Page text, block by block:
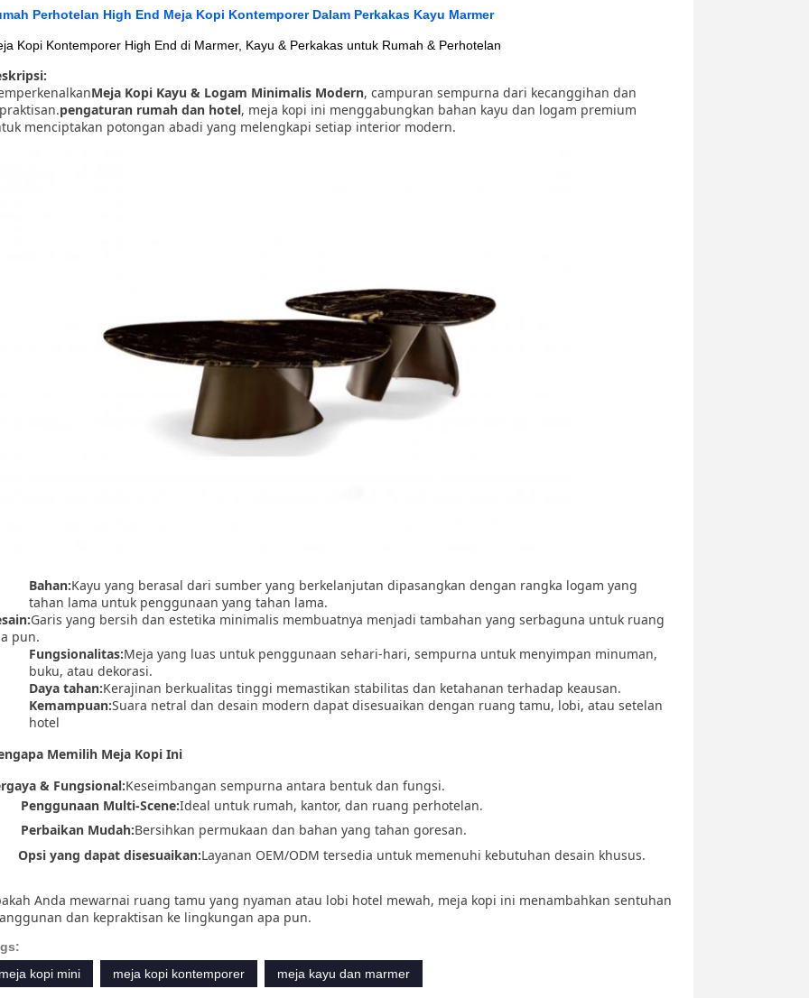
Perhotelan High End Meja Kopi Kontemporer Dalam Perkakas Kayu Marmer
Kopi Kontemporer High End di Marmer, Kayu & Perkakas untuk Rumah & Perhotelan
Meja Kopi Kayu & Logam Minimalis Modern, campuran sempurna dari kecanggihan dan
pengaturan rumah dan hotel, meja kopi ini menggabungkan bahan kayu dan logam premium
menciptakan potongan abadi yang melengkapi setiap interior modern.
Bahan:Kayu yang berasal dari sumber yang berkelanjutan dipasangkan dengan rangka logam yang
tahan lama untuk penggunaan yang tahan lama.
Garis yang bersih dan estetika minimalis membuatnya menjadi tambahan yang serbaguna untuk ruang
pun.
Fungsionalitas:Meja yang luas untuk penggunaan sehari-hari, sempurna untuk menyimpan minuman,
buku, atau dekorasi.
Daya tahan:Kerajinan berkualitas tinggi memastikan stabilitas dan ketahanan terhadap keausan.
Kemampuan:Suara netral dan desain modern dapat disesuaikan dengan ruang tamu, lobi, atau setelan
hotel
Memilih Meja Kopi Ini
& Fungsional:Keseimbangan sempurna antara bentuk dan fungsi.
Penggunaan Multi-Scene:Ideal untuk rumah, kantor, dan ruang perhotelan.
Perbaikan Mudah:Bersihkan permukaan dan bahan yang tahan goresan.
Opsi yang dapat disesuaikan:Layanan OEM/ODM tersedia untuk memenuhi kebutuhan desain khusus.
Anda mewarnai ruang tamu yang nyaman atau lobi hotel mewah, meja kopi ini menambahkan sentuhan
dan kepraktisan ke lingkungan apa pun.
meja kopi mini
meja kopi kontemporer meja kayu dan marmer